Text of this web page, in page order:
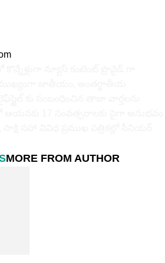
MORE FROM AUTHOR